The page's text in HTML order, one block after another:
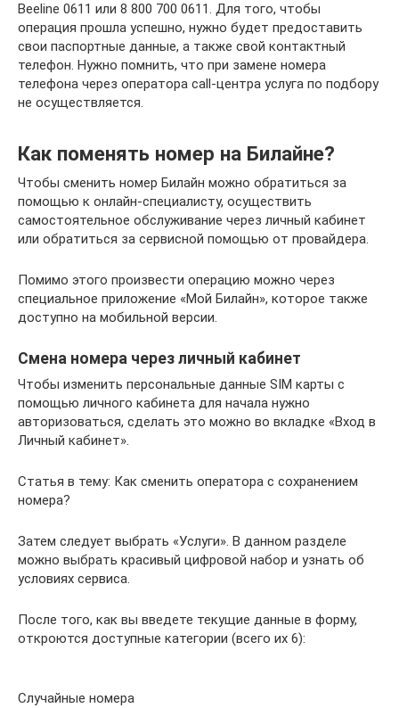
Beeline 0611 или 8 800 700 0611. Для того, чтобы
операция прошла успешно, нужно будет предоставить
свои паспортные данные, а также свой контактный
телефон. Нужно помнить, что при замене номера
телефона через оператора call-центра услуга по подбору
не осуществляется.
Как поменять номер на Билайне?
Чтобы сменить номер Билайн можно обратиться за
помощью к онлайн-специалисту, осуществить
самостоятельное обслуживание через личный кабинет
или обратиться за сервисной помощью от провайдера.
Помимо этого произвести операцию можно через
специальное приложение «Мой Билайн», которое также
доступно на мобильной версии.
Смена номера через личный кабинет
Чтобы изменить персональные данные SIM карты с
помощью личного кабинета для начала нужно
авторизоваться, сделать это можно во вкладке «Вход в
Личный кабинет».
Статья в тему: Как сменить оператора с сохранением
номера?
Затем следует выбрать «Услуги». В данном разделе
можно выбрать красивый цифровой набор и узнать об
условиях сервиса.
После того, как вы введете текущие данные в форму,
откроются доступные категории (всего их 6):
Случайные номера